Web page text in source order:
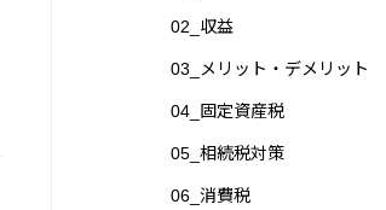
02_収益
03_メリット・デメリット
04_固定資産税
05_相続税対策
06_消費税